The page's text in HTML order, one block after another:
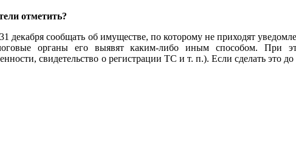
отметить?
декабря сообщать об имуществе, по которому не приходят
органы его выявят каким-либо иным способом. При
свидетельство о регистрации ТС и т. п.). Если сделать это